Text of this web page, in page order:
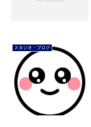
スタジオ・ブログ